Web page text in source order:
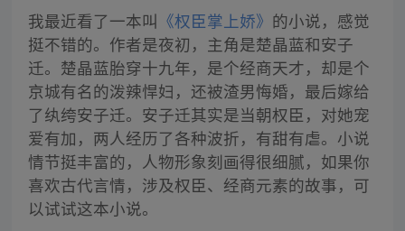
我最近看了一本叫 《权臣掌上娇》 的小说，感觉
挺不错的。作者是夜初，主角是楚晶蓝和安子
迁。楚晶蓝胎穿十九年，是个经商天才，却是个
京城有名的泼辣悍妇，还被渣男悔婚，最后嫁给
了纨绔安子迁。安子迁其实是当朝权臣，对她宠
爱有加，两人经历了各种波折，有甜有虐。小说
情节挺丰富的，人物形象刻画得很细腻，如果你
喜欢古代言情，涉及权臣、经商元素的故事，可
以试试这本小说。